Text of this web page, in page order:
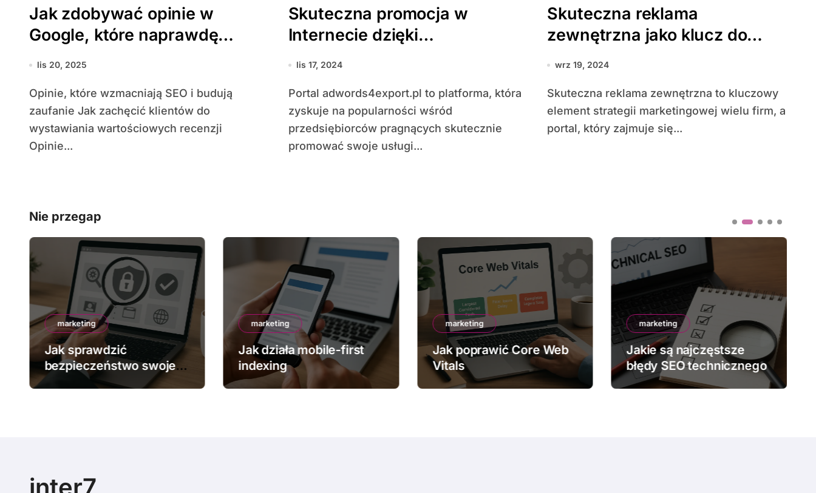
Jak zdobywać opinie w
Google, które naprawdę
wpływają na widoczność
lis 20, 2025
Opinie, które wzmacniają SEO i budują
zaufanie Jak zachęcić klientów do
wystawiania wartościowych recenzji
Opinie...
Skuteczna promocja w
Internecie dzięki
innowacyjnym rozwiązaniom
lis 17, 2024
Portal adwords4export.pl to platforma, która
zyskuje na popularności wśród
przedsiębiorców pragnących skutecznie
promować swoje usługi...
Skuteczna reklama
zewnętrzna jako klucz do
sukcesu w marketingu
wrz 19, 2024
Skuteczna reklama zewnętrzna to kluczowy
element strategii marketingowej wielu firm, a
portal, który zajmuje się...
Nie przegap
marketing
Jak sprawdzić
bezpieczeństwo swojej
strony
marketing
Jak działa mobile-first
indexing
marketing
Jak poprawić Core Web
Vitals
marketing
Jakie są najczęstsze
błędy SEO technicznego